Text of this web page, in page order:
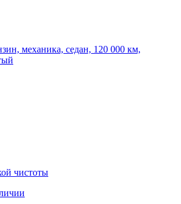
механика, седан, 120 000 км,
чистоты